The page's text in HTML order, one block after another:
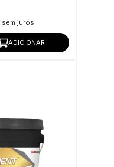
sem juros
ADICIONAR